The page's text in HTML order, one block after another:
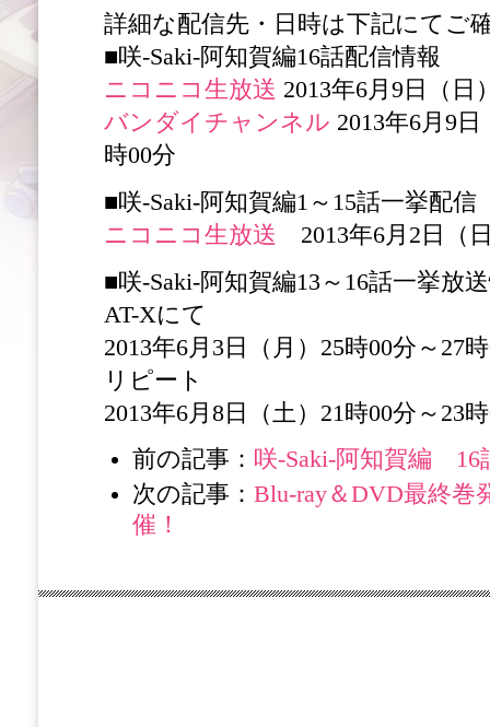
詳細な配信先・日時は下記にてご
■咲-Saki-阿知賀編16話配信情報
ニコニコ生放送 2013年6月9日（日
バンダイチャンネル 2013年6月9
時00分
■咲-Saki-阿知賀編1～15話一挙配信
ニコニコ生放送 2013年6月2日（
■咲-Saki-阿知賀編13～16話一挙放
AT-Xにて
2013年6月3日（月）25時00分～27
リピート
2013年6月8日（土）21時00分～23
前の記事： 咲-Saki-阿知賀編 16
次の記事： Blu-ray＆DVD最終巻
催！